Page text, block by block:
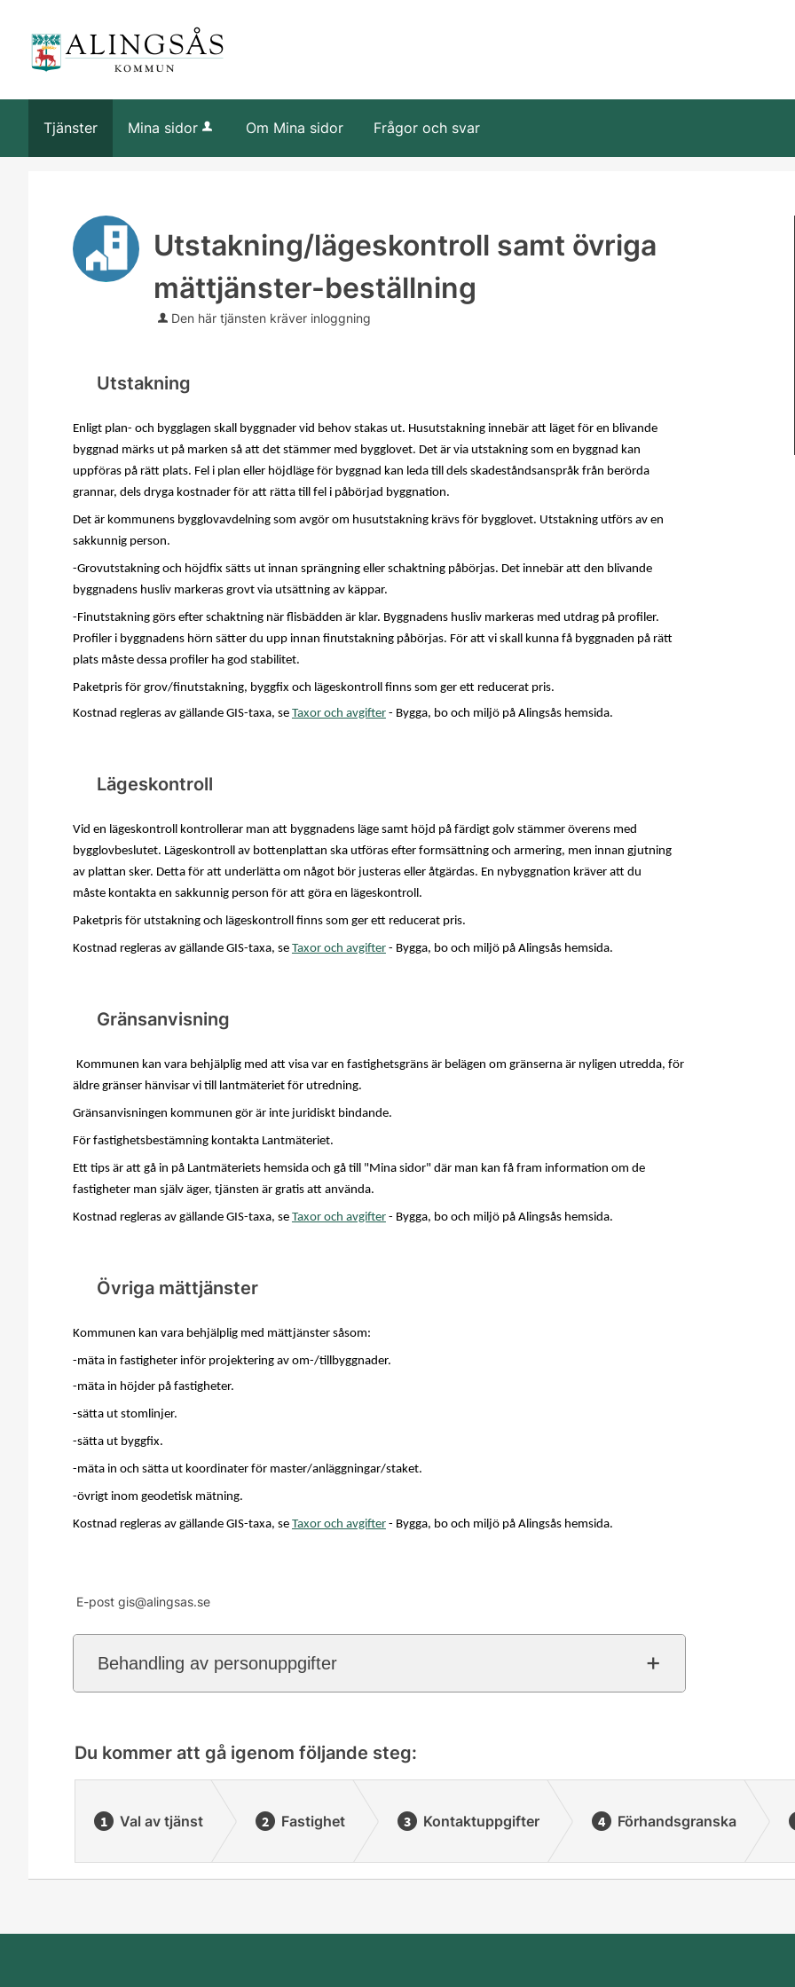
Tjänster Mina sidor Om Mina sidor Frågor och svar
Utstakning/lägeskontroll samt övriga
mättjänster-beställning
Den här tjänsten kräver inloggning
Utstakning
Enligt plan- och bygglagen skall byggnader vid behov stakas ut. Husutstakning innebär att läget för en blivande
byggnad märks ut på marken så att det stämmer med bygglovet. Det är via utstakning som en byggnad kan
uppföras på rätt plats. Fel i plan eller höjdläge för byggnad kan leda till dels skadeståndsanspråk från berörda
grannar, dels dryga kostnader för att rätta till fel i påbörjad byggnation.
Det är kommunens bygglovavdelning som avgör om husutstakning krävs för bygglovet. Utstakning utförs av en
sakkunnigperson.
-Grovutstakning och höjdfix sätts ut innan sprängning eller schaktning påbörjas. Det innebär att den blivande
byggnadens husliv markeras grovt via utsättning av käppar.
-Finutstakning görs efter schaktning när flisbädden är klar. Byggnadens husliv markeras med utdrag på profiler.
Profiler i byggnadens hörn sätter du upp innan finutstakning påbörjas. För att vi skall kunna få byggnaden på rätt
plats måste dessa profiler ha god stabilitet.
Paketpris för grov/finutstakning, byggfix och lägeskontroll finns som ger ett reducerat pris.
Kostnad regleras av gällande GIS-taxa, se Taxor och avgifter- Bygga, bo och miljö på Alingsås hemsida.
Lägeskontroll
Vid en lägeskontroll kontrollerar man att byggnadens läge samt höjd på färdigt golv stämmer överens med
bygglovbeslutet. Lägeskontroll av bottenplattan ska utföras efter formsättning och armering, men innan gjutning
av plattan sker. Detta för att underlätta om något bör justeras eller åtgärdas. En nybyggnation kräver att du
måste kontakta en sakkunnig person för att göra en lägeskontroll.
Paketpris för utstakning och lägeskontroll finns som ger ett reduceratpris.
Kostnad regleras av gällande GIS-taxa, se Taxor och avgifter- Bygga, bo och miljö på Alingsås hemsida.
Gränsanvisning
Kommunen kan vara behjälplig med att visa var en fastighetsgräns är belägen om gränserna är nyligen utredda, för
äldre gränser hänvisar vi till lantmäteriet för utredning.
Gränsanvisningen kommunen gör är inte juridiskt bindande.
För fastighetsbestämning kontakta Lantmäteriet.
Ett tips är att gå in på Lantmäterietshemsida och gå till "Mina sidor" där man kan få fram information om de
fastigheter man själv äger, tjänsten är gratis att använda.
Kostnad regleras av gällande GIS-taxa, se Taxor och avgifter- Bygga, bo och miljö på Alingsås hemsida.
Övriga mättjänster
Kommunen kan vara behjälplig med mättjänstersåsom:
-mäta in fastigheter inför projektering av om-/tillbyggnader.
-mäta in höjder på fastigheter.
-sätta ut stomlinjer.
-sätta ut byggfix.
-mäta in och sätta ut koordinater för master/anläggningar/staket.
-övrigt inom geodetisk mätning.
Kostnad regleras av gällande GIS-taxa, se Taxor och avgifter- Bygga, bo och miljö på Alingsås hemsida.
E-post gis@alingsas.se
Behandling av personuppgifter
Du kommer att gå igenom följande steg:
Val av tjänst Fastighet Kontaktuppgifter Förhandsgranska